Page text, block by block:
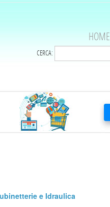
HOME
CERCA:
e Idraulica